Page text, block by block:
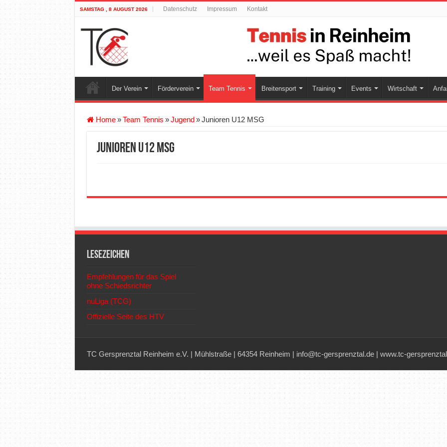
SAMSTAG , 8 AUGUST 2026 Datenschutz Impressum Kontakt
Der Verein Förderverein Team Tennis Breitensport Training Events Wirtschaft
Home » Team Tennis » Jugend » Junioren U12 MSG
Junioren U12 MSG
Lesezeichen
Empfehlungen für das Spiel
ohne Schiedsrichter
nuLiga (TCG)
Offizielle Seite des HTV
TC Gersprenztal Reinheim e.V. | Mühlstraße | 64354 Reinheim | info@tc-gersprenztal.de | www.tc-